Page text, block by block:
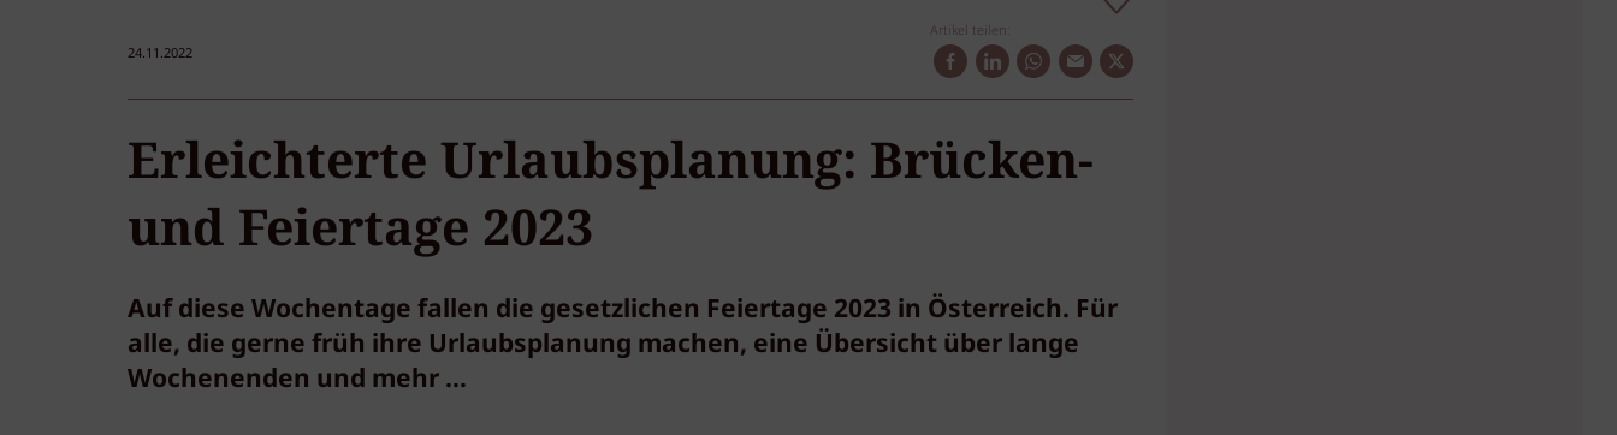
24.11.2022
Artikel teilen:
Erleichterte Urlaubsplanung: Brücken-
und Feiertage 2023
Auf diese Wochentage fallen die gesetzlichen Feiertage 2023 in Österreich. Für
alle, die gerne früh ihre Urlaubsplanung machen, eine Übersicht über lange
Wochenenden und mehr ...